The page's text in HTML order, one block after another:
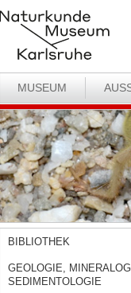
MUSEUM
BIBLIOTHEK
GEOLOGIE,
SEDIMENTOLOGIE